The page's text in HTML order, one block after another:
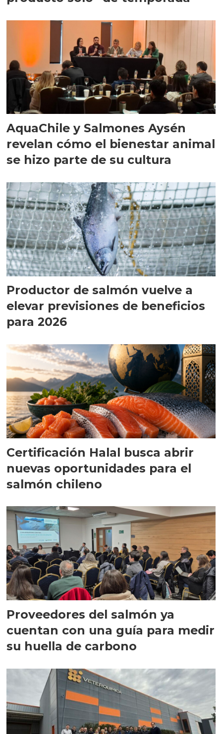
AquaChile y Salmones Aysén
revelan cómo el bienestar animal
se hizo parte de su cultura
Productor de salmón vuelve a
elevar previsiones de beneficios
para 2026
Certificación Halal busca abrir
nuevas oportunidades para el
salmón chileno
Proveedores del salmón ya
cuentan con una guía para medir
su huella de carbono